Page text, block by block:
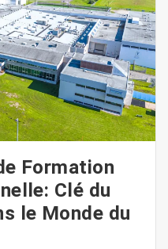
Formation
Clé du
le Monde du